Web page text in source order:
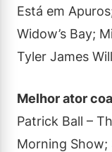
Está em
Widow’s Bay;
Tyler James
Melhor ator
Patrick Ball –
Morning Show;